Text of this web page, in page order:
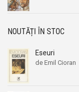
NOUTĂȚI ÎN STOC
Eseuri
de Emil Cioran